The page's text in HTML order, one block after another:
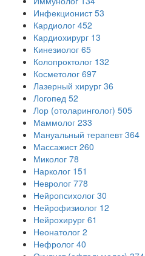
Инфекционист 53
Кардиолог 452
Кардиохирург 13
Кинезиолог 65
Колопроктолог 132
Косметолог 697
Лазерный хирург 36
Логопед 52
Лор (отоларинголог) 505
Маммолог 233
Мануальный терапевт 364
Массажист 260
Миколог 78
Нарколог 151
Невролог 778
Нейропсихолог 30
Нейрофизиолог 12
Нейрохирург 61
Неонатолог 2
Нефролог 40